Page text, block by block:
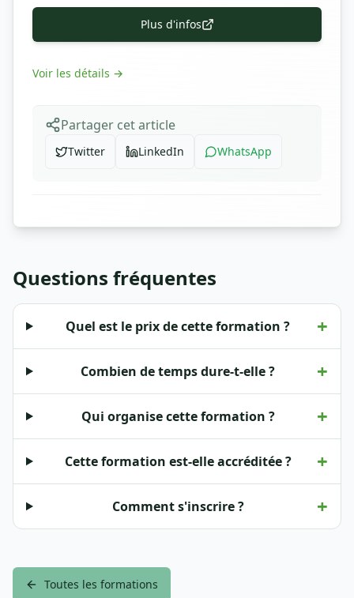
Plus d'infos
Voir les détails →
Partager cet article
Twitter LinkedIn WhatsApp
Questions fréquentes
Quel est le prix de cette formation ? +
Combien de temps dure-t-elle ? +
Qui organise cette formation ? +
Cette formation est-elle accréditée ? +
Comment s'inscrire ? +
Toutes les formations